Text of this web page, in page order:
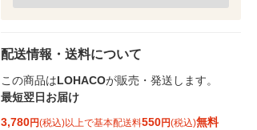
配送情報・送料について
この商品はLOHACOが販売・発送します。
最短翌日お届け
3,780円(税込)以上で基本配送料550円(税込)無料